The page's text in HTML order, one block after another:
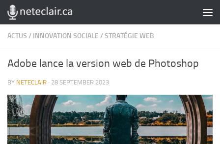
Skip to content
ACTUS / INNOVATION SOCIALE /STRATÉGIE WEB
Adobe lance la version web de Photoshop
BY NETECLAIR · 28 SEPTEMBER 2023